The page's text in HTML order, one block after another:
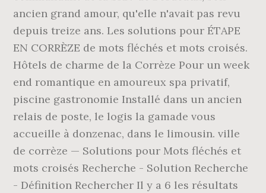
ancien grand amour, qu'elle n'avait pas revu
depuis treize ans. Les solutions pour ÉTAPE
EN CORRÈZE de mots fléchés et mots croisés.
Hôtels de charme de la Corrèze Pour un week
end romantique en amoureux spa privatif,
piscine gastronomie Installé dans un ancien
relais de poste, le logis la gamade vous
accueille à donzenac, dans le limousin. ville
de corrèze — Solutions pour Mots fléchés et
mots croisés Recherche - Solution Recherche
- Définition Rechercher Il y a 6 les résultats